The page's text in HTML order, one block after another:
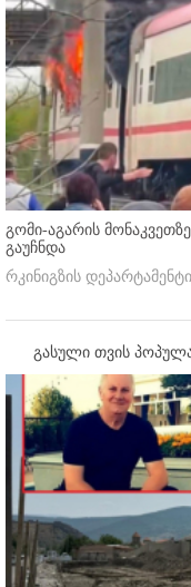
გომი-აგარის
გაუჩნდა
რკინიგზის
გასული თვის